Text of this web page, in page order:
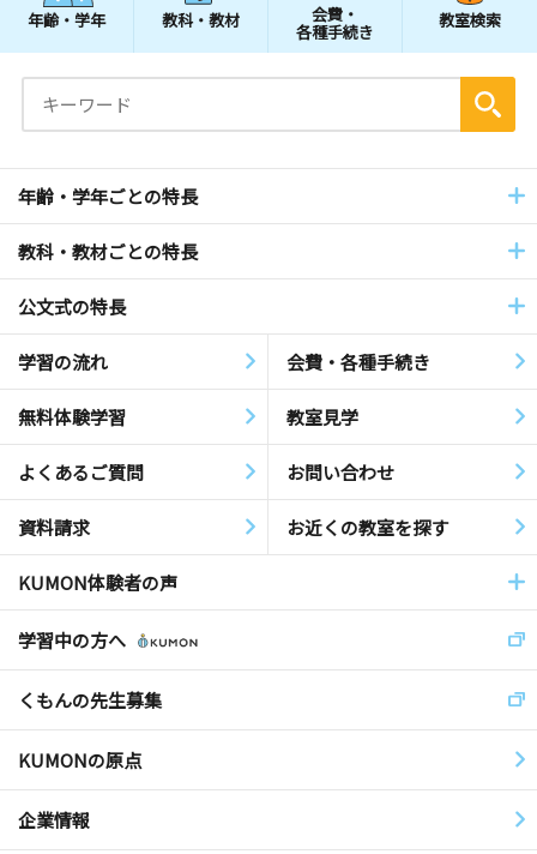
年齢・学年 教科・教材 会費・
各種手続き
教室検索
年齢・学年ごとの特長
教科・教材ごとの特長
公文式の特長
学習の流れ 会費・各種手続き
無料体験学習 教室見学
よくあるご質問 お問い合わせ
資料請求 お近くの教室を探す
KUMON体験者の声
学習中の方へ
くもんの先生募集
KUMONの原点
企業情報